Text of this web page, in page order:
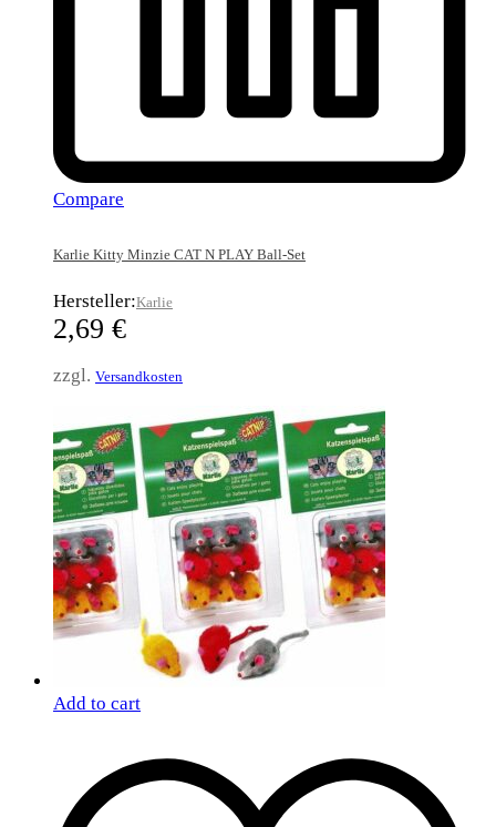
Compare
Karlie Kitty Minzie CAT N PLAY Ball-Set
Hersteller:Karlie
2,69 €
zzgl. Versandkosten
Add to cart